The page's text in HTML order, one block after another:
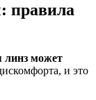
правила
линз может
и это